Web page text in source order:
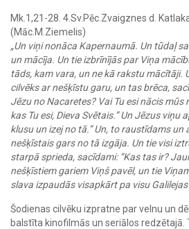
Mk.1,21-28. 4.Sv.Pēc.Zvaigznes d.
(Māc.M.Ziemelis)
„Un viņi nonāca Kapernaumā. Un tūdaļ
un mācīja. Un tie izbrīnījās par Viņa
tāds, kam vara, un ne kā rakstu mācītāji.
cilvēks ar nešķīstu garu, un tas brēca,
Jēzu no Nacaretes? Vai Tu esi nācis mūs
kas Tu esi, Dieva Svētais.” Un Jēzus viņu
klusu un izej no tā.” Un, to raustīdams
nešķīstais gars no tā izgāja. Un tie visi
starpā sprieda, sacīdami: “Kas tas ir?
nešķīstiem gariem Viņš pavēl, un tie
slava izpaudās visapkārt pa visu Galilejas
Šodienas cilvēku izpratne par velnu un
balstīta kinofilmās un seriālos redzētajā.